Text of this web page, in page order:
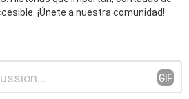
¡Únete a nuestra comunidad!